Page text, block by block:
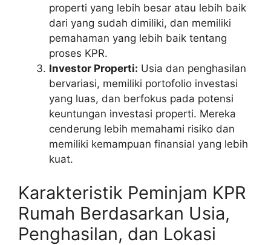
properti yang lebih besar atau lebih baik
dari yang sudah dimiliki, dan memiliki
pemahaman yang lebih baik tentang
proses KPR.
Investor Properti: Usia dan penghasilan
bervariasi, memiliki portofolio investasi
yang luas, dan berfokus pada potensi
keuntungan investasi properti. Mereka
cenderung lebih memahami risiko dan
memiliki kemampuan finansial yang lebih
kuat.
Karakteristik Peminjam KPR
Rumah Berdasarkan Usia,
Penghasilan, dan Lokasi